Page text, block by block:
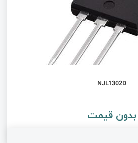
NJL1302D
بدون قیمت